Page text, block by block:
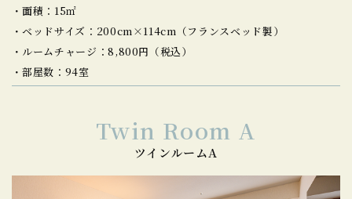
面積：15㎡
ベッドサイズ：200cm×114cm（フランスベッド製）
ルームチャージ：8,800円（税込）
部屋数：94室
Twin Room A
ツインルームA